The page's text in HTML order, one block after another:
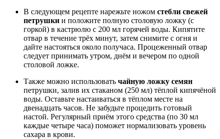
В следующем рецепте нарежьте ножом стебли свежей
петрушки и положите полную столовую ложку (с
горкой) в кастрюлю с 200 мл горячей воды. Кипятите
отвар в течение трёх минут, затем снимите с огня и
дайте настояться около получаса. Процеженный отвар
следует принимать утром, днём и вечером по одной
столовой ложке.
Также можно использовать чайную ложку семян
петрушки, залив их стаканом (250 мл) тёплой кипячёной
воды. Оставьте настаиваться в тёплом месте на
двенадцать часов. Не забудьте процедить готовый
настой. Регулярный приём этого средства (по 30 мл
каждые четыре часа) поможет нормализовать уровень
сахара в крови.